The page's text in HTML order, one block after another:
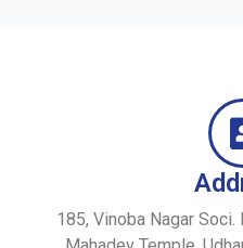
185, Vinoba Nagar Soci.